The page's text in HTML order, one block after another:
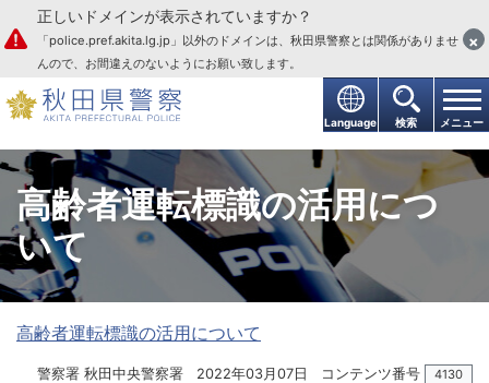
本文へ
Language 検索 メニュー
正しいドメインが表示されていますか？
「police.pref.akita.lg.jp」以外のドメインは、秋田県警察とは関係がありませ
んので、お間違えのないようにお願い致します。
×
高齢者運転標識の活用につ
いて
高齢者運転標識の活用について
警察署 秋田中央警察署 2022年03月07日 コンテンツ番号 4130